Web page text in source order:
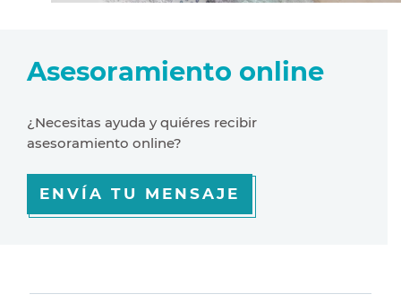
Asesoramiento online
¿Necesitas ayuda y quiéres recibir
asesoramiento online?
ENVÍA TU MENSAJE